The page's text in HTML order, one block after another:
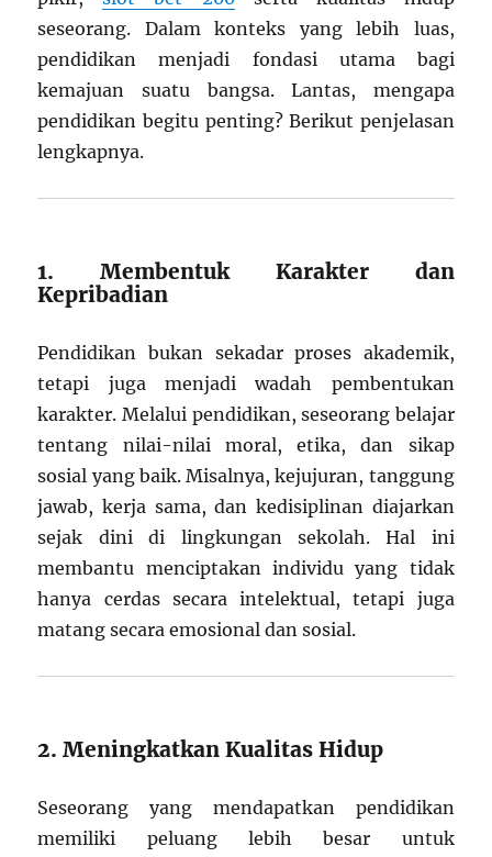
seseorang. Dalam konteks yang lebih luas,
pendidikan menjadi fondasi utama bagi
kemajuan suatu bangsa. Lantas, mengapa
pendidikan begitu penting? Berikut penjelasan
lengkapnya.
1. Membentuk Karakter dan
Kepribadian
Pendidikan bukan sekadar proses akademik,
tetapi juga menjadi wadah pembentukan
karakter. Melalui pendidikan, seseorang belajar
tentang nilai-nilai moral, etika, dan sikap
sosial yang baik. Misalnya, kejujuran, tanggung
jawab, kerja sama, dan kedisiplinan diajarkan
sejak dini di lingkungan sekolah. Hal ini
membantu menciptakan individu yang tidak
hanya cerdas secara intelektual, tetapi juga
matang secara emosional dan sosial.
2. Meningkatkan Kualitas Hidup
Seseorang yang mendapatkan pendidikan
memiliki peluang lebih besar untuk